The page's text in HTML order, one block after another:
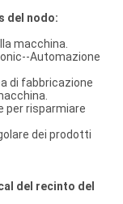
del nodo:
macchina.
Automazione
di fabbricazione
per risparmiare
dei prodotti
del recinto del